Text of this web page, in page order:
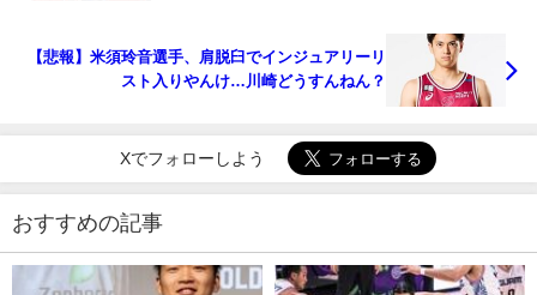
【悲報】米須玲音選手、肩脱臼でインジュアリーリ
スト入りやんけ…川崎どうすんねん？
Xでフォローしよう
おすすめの記事